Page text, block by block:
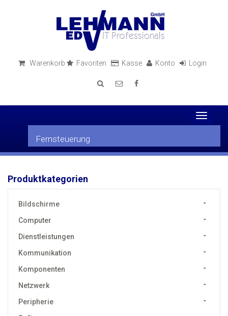
Warenkorb Favoriten Kasse Konto Login
Toggle
Fernsteuerung
Produktkategorien
Bildschirme
Computer
Dienstleistungen
Kommunikation
Komponenten
Netzwerk
Peripherie